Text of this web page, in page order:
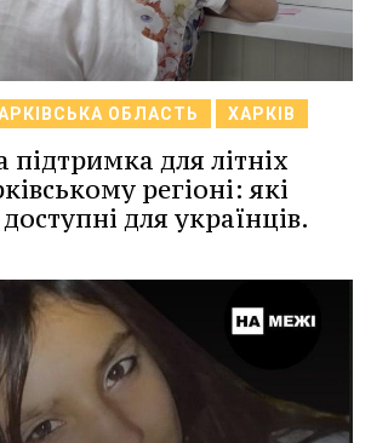
ОБЛАСТЬ ХАРКІВ
підтримка для літніх
регіоні: які
для українців.